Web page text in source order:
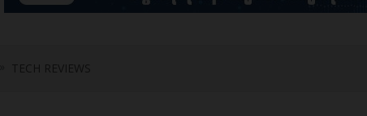
TECH REVIEWS